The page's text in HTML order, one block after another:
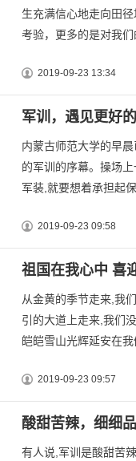
生充满信心地走向田
考验，更多的是对我
2019-09-23 13:34
军训，遇见更好
内蒙古师范大学的早
的军训的序幕。操场
军装,就要想着承担起
2019-09-23 09:58
祖国在我心中 喜
从金黄的季节走来,我
引的大道上走来,我们
皑皑雪山光辉延安在
2019-09-23 09:57
酸甜苦辣，细细
有人说,军训是酸甜苦